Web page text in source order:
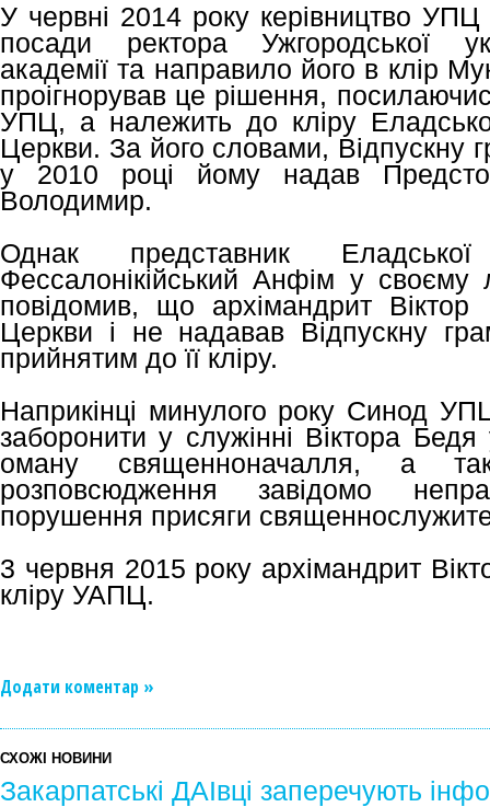
У червні 2014 року керівництво УПЦ
посади ректора Ужгородської
академії та направило його в клір
проігнорував це рішення,
УПЦ, а належить до кліру
Церкви. За його словами, Відпускну
у 2010 році йому надав
Володимир.
Однак представник
Фессалонікійський Анфім у своєму
повідомив, що архімандрит
Церкви і не надавав Відпускну
прийнятим до її кліру.
Наприкінці минулого року Синод
заборонити у служінні Віктора
оману священноначалля, а
розповсюдження завідомо
порушення присяги
3 червня 2015 року архімандрит
кліру УАПЦ.
Додати коментар »
СХОЖІ НОВИНИ
Закарпатські ДАІвці заперечують